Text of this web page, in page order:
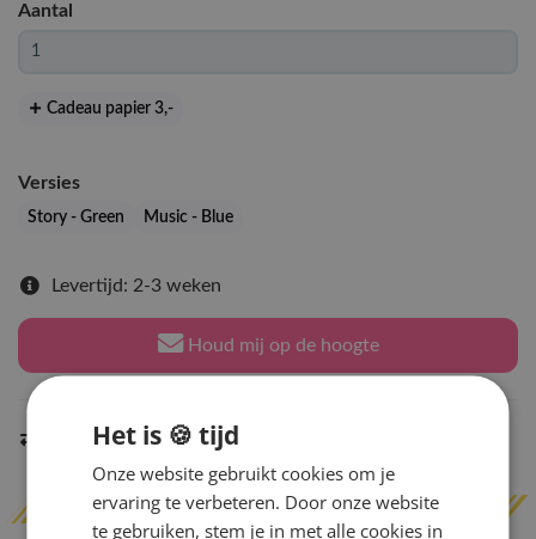
Aantal
Cadeau papier 3,-
Versies
Story - Green Music - Blue
Levertijd: 2-3 weken
Houd mij op de hoogte
Indien op voorraad binnen 2 werkdagen
Het is 🍪 tijd
Onze website gebruikt cookies om je
ervaring te verbeteren. Door onze website
te gebruiken, stem je in met alle cookies in